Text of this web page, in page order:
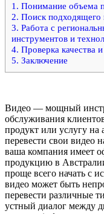
1. Понимание объема
2. Поиск подходящего
3. Работа с
инструментов и
4. Проверка качества
5. Заключение
Видео — мощный
обслуживания
продукт или услугу
перевести свои видео
ваша компания имеет
продукцию в
проще всего начать с
видео может быть
перевести различные
устный диалог между